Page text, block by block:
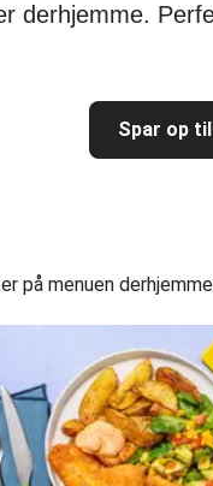
derhjemme.
Spar op
menuen